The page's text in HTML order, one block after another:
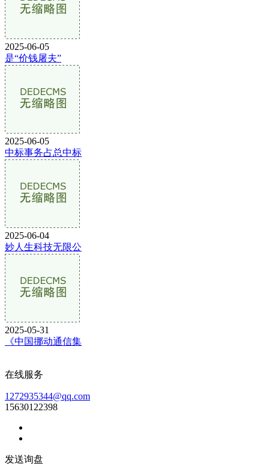
2025-06-05
是“价钱屠夫”
2025-06-05
中标事务占总中标
2025-06-04
妙人生科技无限公
2025-05-31
《中国挪动通信集
在线服务
1272935344@qq.com
15630122398
发送询盘